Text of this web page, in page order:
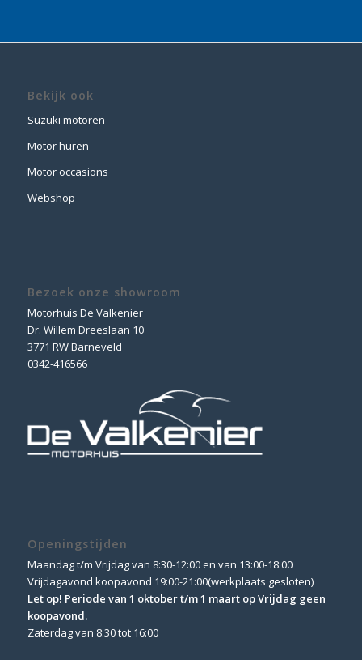
Bekijk ook
Suzuki motoren
Motor huren
Motor occasions
Webshop
Bezoek onze showroom
Motorhuis De Valkenier
Dr. Willem Dreeslaan 10
3771 RW Barneveld
0342-416566
Openingstijden
Maandag t/m Vrijdag van 8:30-12:00 en van 13:00-18:00
Vrijdagavond koopavond 19:00-21:00(werkplaats gesloten)
Let op! Periode van 1 oktober t/m 1 maart op Vrijdag geen
koopavond.
Zaterdag van 8:30 tot 16:00